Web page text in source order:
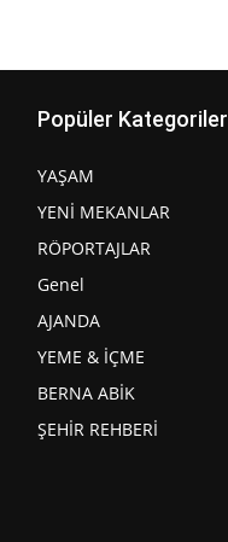
Popüler Kategoriler
YAŞAM
YENİ MEKANLAR
RÖPORTAJLAR
Genel
AJANDA
YEME & İÇME
BERNA ABİK
ŞEHİR REHBERİ